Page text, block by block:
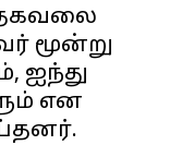
தகவலை
மூன்று
ஐந்து
என